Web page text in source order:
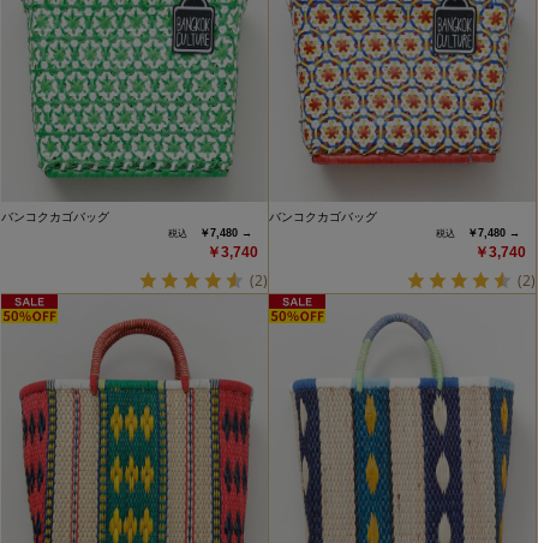
バンコクカゴバッグ
￥7,480 →
￥3,740
(2)
バンコクカゴバッグ
￥7,480 →
￥3,740
(2)